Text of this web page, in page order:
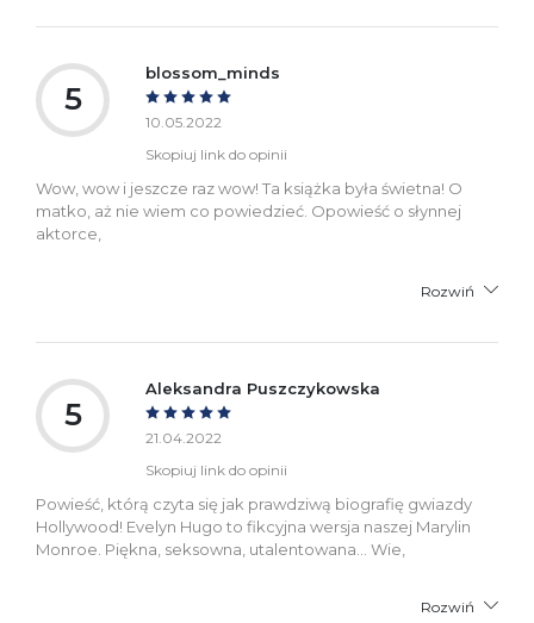
5
blossom_minds
10.05.2022
Skopiuj link do opinii
Wow, wow i jeszcze raz wow! Ta książka była świetna! O
matko, aż nie wiem co powiedzieć. Opowieść o słynnej
aktorce,
Rozwiń
5
Aleksandra Puszczykowska
21.04.2022
Skopiuj link do opinii
Powieść, którą czyta się jak prawdziwą biografię gwiazdy
Hollywood! Evelyn Hugo to fikcyjna wersja naszej Marylin
Monroe. Piękna, seksowna, utalentowana... Wie,
Rozwiń